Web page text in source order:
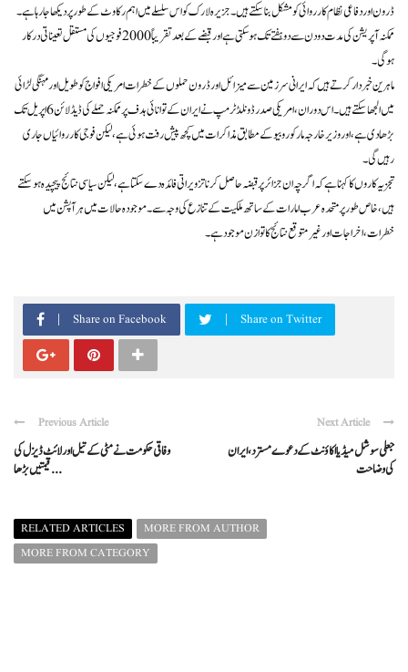
ڈرون اور دفاعی نظام کارروائی کو مشکل بنا سکتے ہیں۔ جزیرہ لارک کو اس سلسلے میں اہم رکاوٹ کے طور پر دیکھا جا رہا ہے۔
ممکنہ آپریشن کی مدت دو دن سے دو ہفتے تک ہو سکتی ہے اور قبضے کے بعد تقریباً 2000 فوجیوں کی مستقل تعیناتی درکار
ہوگی۔
ماہرین خبردار کرتے ہیں کہ ایرانی سرزمین سے میزائل اور ڈرون حملوں کے خطرات امریکی افواج کو طویل اور مہنگی لڑائی
میں الجھا سکتے ہیں۔ اس دوران، امریکی صدر ڈونلڈ ٹرمپ نے ایران کے توانائی ہدف پر ممکنہ حملے کی ڈیڈ لائن 6 اپریل تک
بڑھا دی ہے، اور وزیر خارجہ مارکو روبیو کے مطابق مذاکرات میں کچھ پیش رفت ہوئی ہے، لیکن فوجی کارروائیاں جاری
رہیں گی۔
تجزیہ کاروں کا کہنا ہے کہ اگرچہ ان جزائر پر قبضہ حاصل کرنا تزویراتی فائدہ دے سکتا ہے، لیکن سیاسی نتائج پیچیدہ ہو سکتے
ہیں، خاص طور پر متحدہ عرب امارات کے ساتھ ملکیت کے تنازع کی وجہ سے۔ موجودہ حالات میں ہر آپشن میں
خطرات، اخراجات اور غیر متوقع نتائج کا توازن موجود ہے۔
Share on Facebook Share on Twitter
Previous Article
وفاقی حکومت نے مٹی کے تیل اور لائٹ ڈیزل کی
قیمتیں بڑھا ...
Next Article
جعلی سوشل میڈیا اکاؤنٹ کے دعوے مسترد، ایران
کی وضاحت
RELATED ARTICLES
MORE FROM AUTHOR
MORE FROM CATEGORY